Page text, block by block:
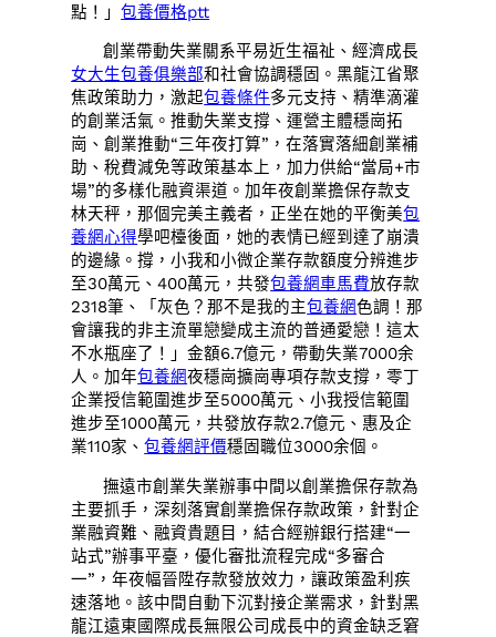
點！」包養價格ptt
創業帶動失業關系平易近生福祉、經濟成長
女大生包養俱樂部和社會協調穩固。黑龍江省聚
焦政策助力，激起包養條件多元支持、精準滴灌
的創業活氣。推動失業支撐、運營主體穩崗拓
崗、創業推動“三年夜打算”，在落實落細創業補
助、稅費減免等政策基本上，加力供給“當局+市
場”的多樣化融資渠道。加年夜創業擔保存款支
林天秤，那個完美主義者，正坐在她的平衡美包
養網心得學吧檯後面，她的表情已經到達了崩潰
的邊緣。撐，小我和小微企業存款額度分辨進步
至30萬元、400萬元，共發包養網車馬費放存款
2318筆、「灰色？那不是我的主包養網色調！那
會讓我的非主流單戀變成主流的普通愛戀！這太
不水瓶座了！」金額6.7億元，帶動失業7000余
人。加年包養網夜穩崗擴崗專項存款支撐，零丁
企業授信範圍進步至5000萬元、小我授信範圍
進步至1000萬元，共發放存款2.7億元、惠及企
業110家、包養網評價穩固職位3000余個。
撫遠市創業失業辦事中間以創業擔保存款為
主要抓手，深刻落實創業擔保存款政策，針對企
業融資難、融資貴題目，結合經辦銀行搭建“一
站式”辦事平臺，優化審批流程完成“多審合
一”，年夜幅晉陞存款發放效力，讓政策盈利疾
速落地。該中間自動下沉對接企業需求，針對黑
龍江遠東國際成長無限公司成長中的資金缺乏窘